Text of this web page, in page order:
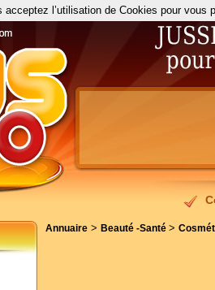
Annuaire > Beauté -Santé >
l’utilisation de Cookies pour